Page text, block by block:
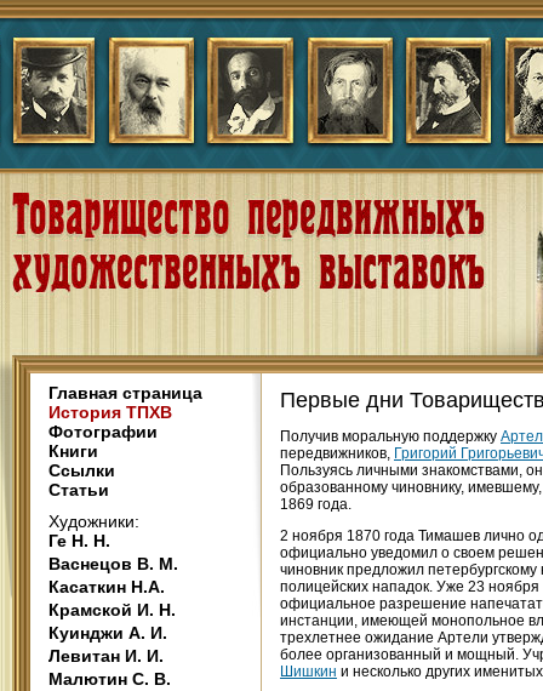
Главная страница
История ТПХВ
Фотографии
Книги
Ссылки
Статьи
Художники:
Ге Н. Н.
Васнецов В. М.
Касаткин Н.А.
Крамской И. Н.
Куинджи А. И.
Левитан И. И.
Малютин С. В.
Первые дни
Получив моральную поддержку
передвижников, Григорий
Пользуясь личными знакомствами,
образованному чиновнику,
1869 года.
2 ноября 1870 года Тимашев лично
официально уведомил о своем
чиновник предложил
полицейских нападок. Уже 23
официальное разрешение
инстанции, имеющей монопольное
трехлетнее ожидание Артели
более организованный и мощный.
Шишкин и несколько других